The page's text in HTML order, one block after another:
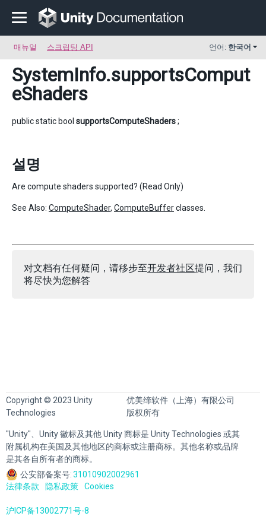
매뉴얼 스크립팅 API 언어: 한국어
SystemInfo.supportsComput
eShaders
public static bool supportsComputeShaders;
설명
Are compute shaders supported? (Read Only)
See Also: ComputeShader, ComputeBufferclasses.
对文档有任何疑问，请移步至开发者社区提问，我们
将尽快为您解答
Copyright © 2023 Unity
Technologies
优美缔软件（上海）有限公司
版权所有
"Unity"、Unity 徽标及其他 Unity 商标是 Unity Technologies 或其
附属机构在美国及其他地区的商标或注册商标。其他名称或品牌
是其各自所有者的商标。
公安部备案号:31010902002961
法律条款
隐私政策 Cookies
沪ICP备13002771号-8